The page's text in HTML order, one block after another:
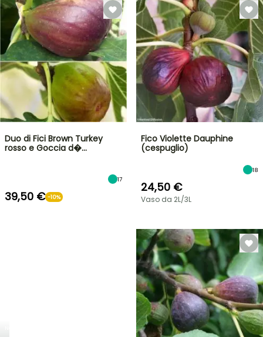
Duo di Fici Brown Turkey
rosso e Goccia d�…
17
39,50 € -10%
Fico Violette Dauphine
(cespuglio)
18
24,50 €
Vaso da 2L/3L